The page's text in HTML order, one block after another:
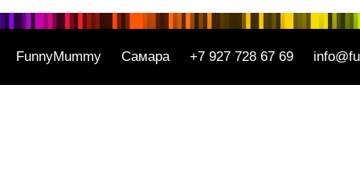
FunnyMummy Самара +7 927 728 67 69